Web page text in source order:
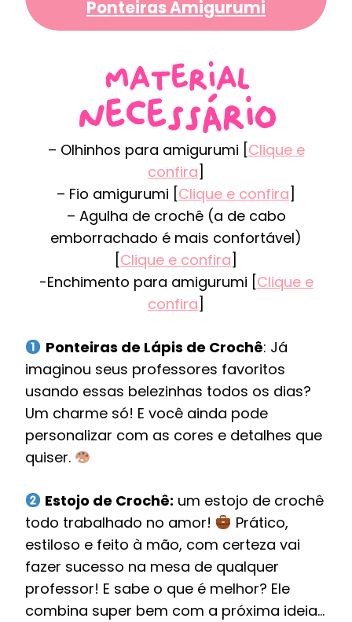
Ponteiras Amigurumi
– Olhinhos para amigurumi [ Clique e
confira
– Fio amigurumi [ Clique e confira
– Agulha de crochê (a de cabo
emborrachado é mais confortável)
Clique e confira
-Enchimento para amigurumi [ Clique e
confira
Ponteiras de Lápis de Crochê: Já
imaginou seus professores favoritos
usando essas belezinhas todos os dias?
Um charme só! E você ainda pode
personalizar com as cores e detalhes que
quiser.
Estojo de Crochê: um estojo de crochê
todo trabalhado no amor!
Prático,
estiloso e feito à mão, com certeza vai
fazer sucesso na mesa de qualquer
professor! E sabe o que é melhor? Ele
combina super bem com a próxima ideia…